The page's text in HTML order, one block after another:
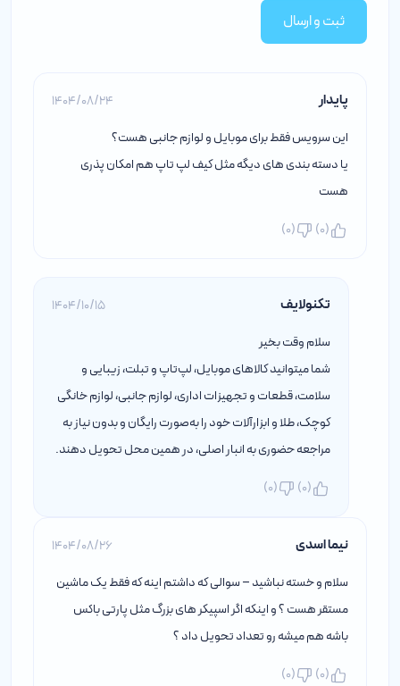
ثبت و ارسال
پایدار
1404/08/24
این سرویس فقط برای موبایل و لوازم جانبی هست؟
یا دسته بندی های دیگه مثل کیف لپ تاپ هم امکان پذری
هست
(
0
)
(
0
)
تکنولایف
1404/10/15
سلام وقت بخیر
شما میتوانید کالاهای موبایل، لپ‌تاپ و تبلت، زیبایی و
سلامت، قطعات و تجهیزات اداری، لوازم جانبی، لوازم خانگی
کوچک، طلا و ابزارآلات خود را به‌صورت رایگان و بدون نیاز به
مراجعه حضوری به انبار اصلی، در همین محل تحویل دهند.
(
0
)
(
0
)
نیما اسدی
1404/08/26
سلام و خسته نباشید – سوالی که داشتم اینه که فقط یک ماشین
مستقر هست ؟ و اینکه اگر اسپیکر های بزرگ مثل پارتی باکس
باشه هم میشه رو تعداد تحویل داد ؟
(
0
)
(
0
)